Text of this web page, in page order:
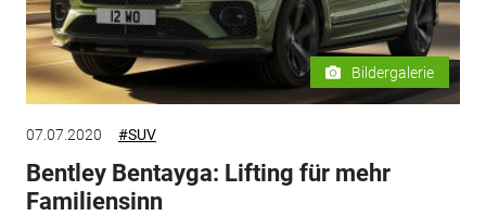
Bildergalerie
07.07.2020 #SUV
Bentley Bentayga: Lifting für mehr
Familiensinn